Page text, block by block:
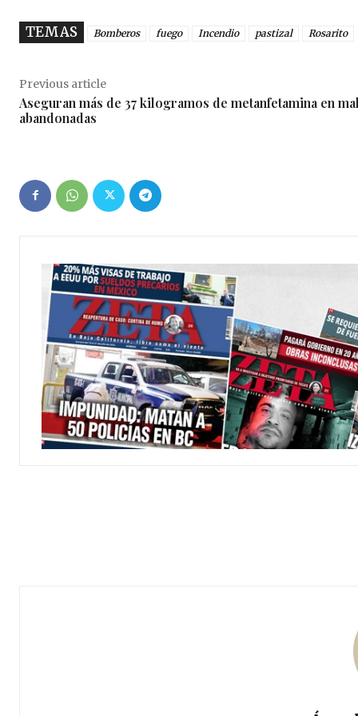
TEMAS Bomberos fuego Incendio pastizal Rosarito
Previous article
Aseguran más de 37 kilogramos de metanfetamina en
abandonadas